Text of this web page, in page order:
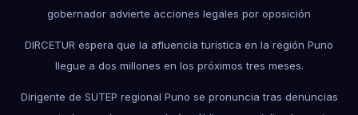
gobernador advierte acciones legales por oposición
DIRCETUR espera que la afluencia turística en la región Puno
llegue a dos millones en los próximos tres meses.
Dirigente de SUTEP regional Puno se pronuncia tras denuncias